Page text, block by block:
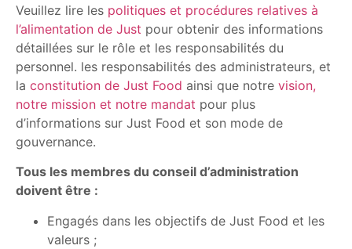
Veuillez lire les politiques et procédures relatives à
l’alimentation de Just pour obtenir des informations
détaillées sur le rôle et les responsabilités du
personnel. les responsabilités des administrateurs, et
la constitution de Just Food ainsi que notre vision,
notre mission et notre mandat pour plus
d’informations sur Just Food et son mode de
gouvernance.
Tous les membres du conseil d’administration
doivent être :
Engagés dans les objectifs de Just Food et les
valeurs ;